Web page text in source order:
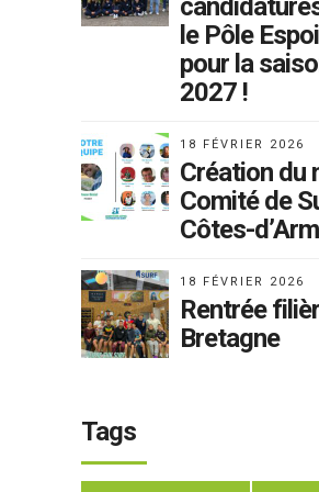
le Pôle
pour la
2027 !
18 FÉVRIER 2026
Création du
Comité de
Côtes-
18 FÉVRIER 2026
Rentrée
Bretagne
Tags